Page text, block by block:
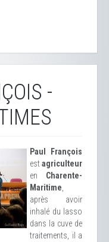
-
Paul François
est agriculteur
en Charente-
Maritime
après avoir
inhalé du lasso
dans la cuve de
traitements, il a